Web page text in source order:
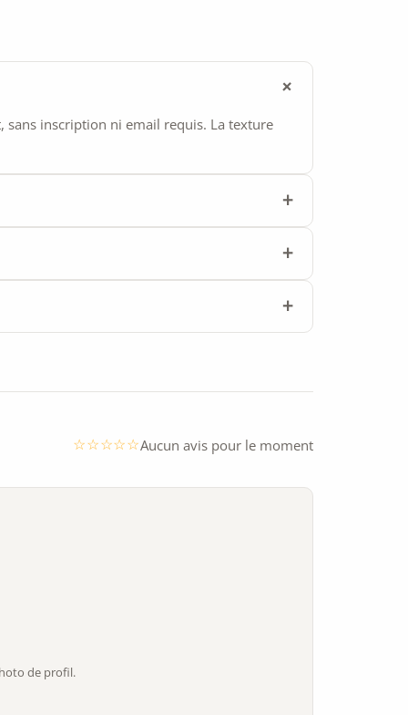
sans inscription ni email requis. La texture
Aucun avis pour le moment
de profil.